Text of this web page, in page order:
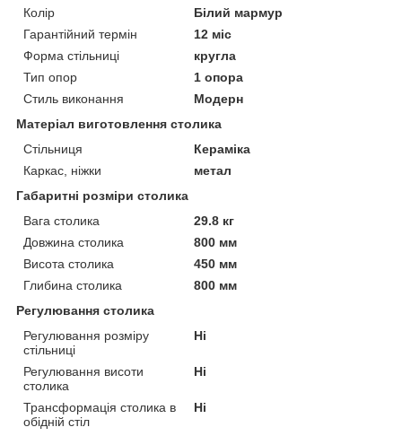
Колір
Білий мармур
Гарантійний термін
12 міс
Форма стільниці
кругла
Тип опор
1 опора
Стиль виконання
Модерн
Матеріал виготовлення столика
Стільниця
Кераміка
Каркас, ніжки
метал
Габаритні розміри столика
Вага столика
29.8 кг
Довжина столика
800 мм
Висота столика
450 мм
Глибина столика
800 мм
Регулювання столика
Регулювання розміру
стільниці
Ні
Регулювання висоти
столика
Ні
Трансформація столика в
обідній стіл
Ні